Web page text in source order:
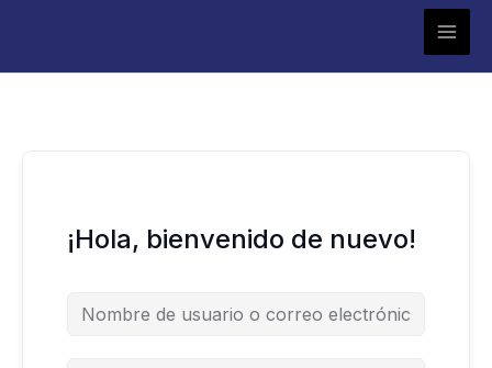
¡Hola, bienvenido de nuevo!